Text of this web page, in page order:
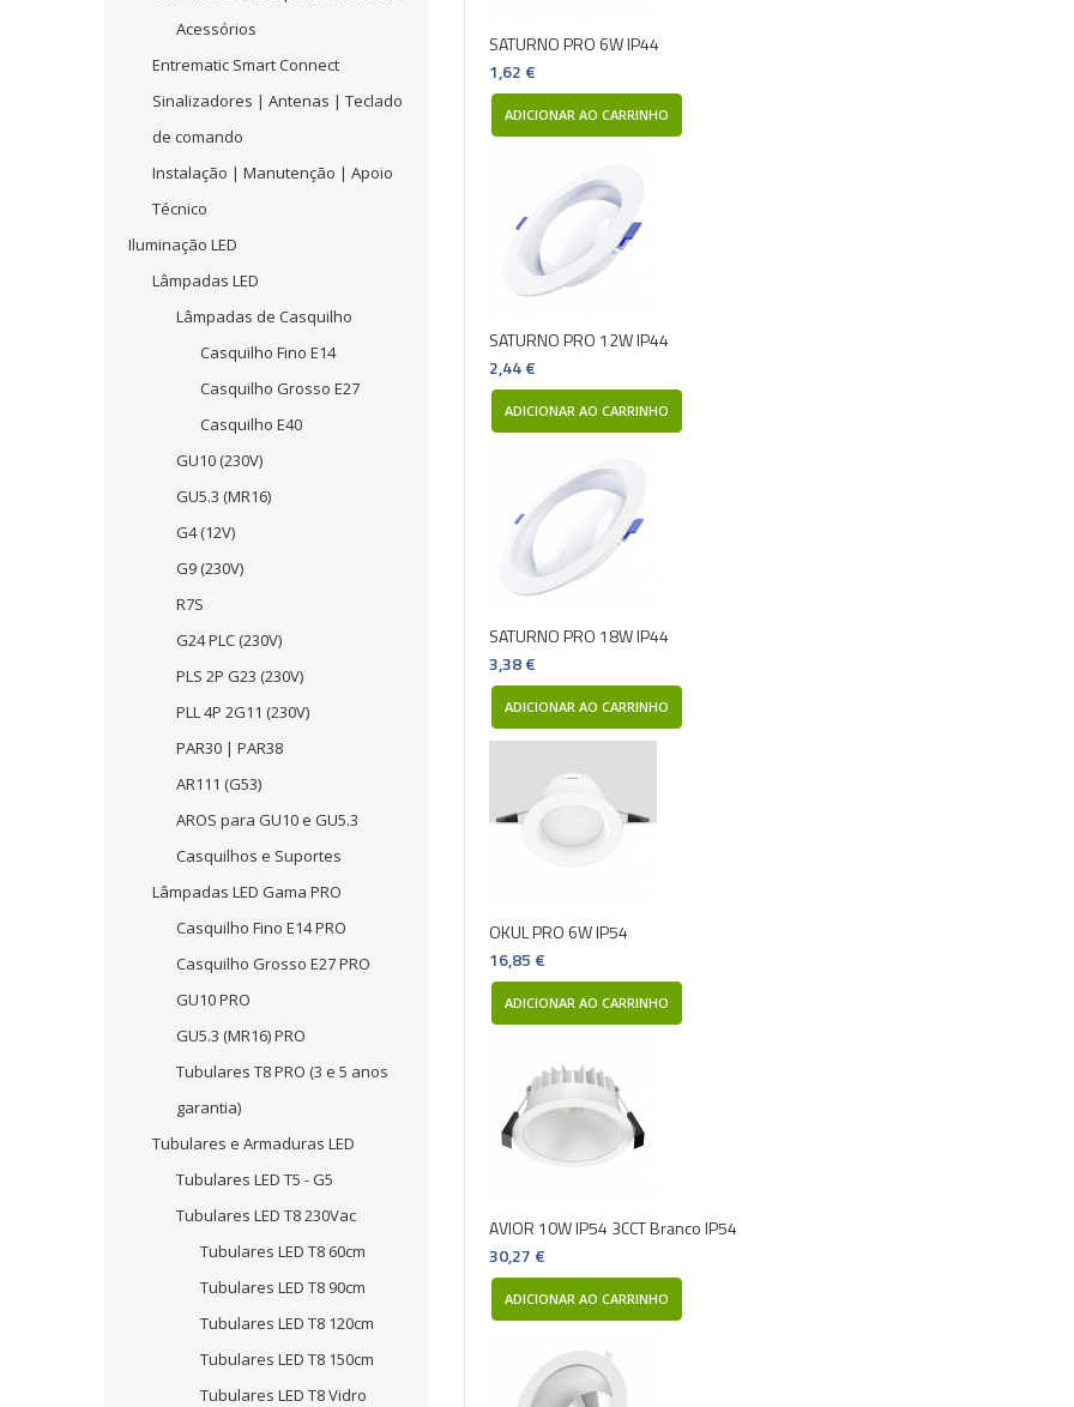
Acessórios
Entrematic Smart Connect
Sinalizadores | Antenas | Teclado
de comando
Instalação | Manutenção | Apoio
Técnico
Iluminação LED
Lâmpadas LED
Lâmpadas de Casquilho
Casquilho Fino E14
Casquilho Grosso E27
Casquilho E40
GU10 (230V)
GU5.3 (MR16)
G4 (12V)
G9 (230V)
R7S
G24 PLC (230V)
PLS 2P G23 (230V)
PLL 4P 2G11 (230V)
PAR30 | PAR38
AR111 (G53)
AROS para GU10 e GU5.3
Casquilhos e Suportes
Lâmpadas LED Gama PRO
Casquilho Fino E14 PRO
Casquilho Grosso E27 PRO
GU10 PRO
GU5.3 (MR16) PRO
Tubulares T8 PRO (3 e 5 anos
garantia)
Tubulares e Armaduras LED
Tubulares LED T5 - G5
Tubulares LED T8 230Vac
Tubulares LED T8 60cm
Tubulares LED T8 90cm
Tubulares LED T8 120cm
Tubulares LED T8 150cm
Tubulares LED T8 Vidro
SATURNO PRO 6W IP44
1,62 €
ADICIONAR AO CARRINHO
SATURNO PRO 12W IP44
2,44 €
ADICIONAR AO CARRINHO
SATURNO PRO 18W IP44
3,38 €
ADICIONAR AO CARRINHO
OKUL PRO 6W IP54
16,85 €
ADICIONAR AO CARRINHO
AVIOR 10W IP54 3CCT Branco IP54
30,27 €
ADICIONAR AO CARRINHO